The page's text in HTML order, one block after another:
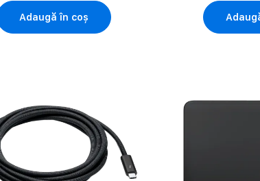
Adaugă în coș